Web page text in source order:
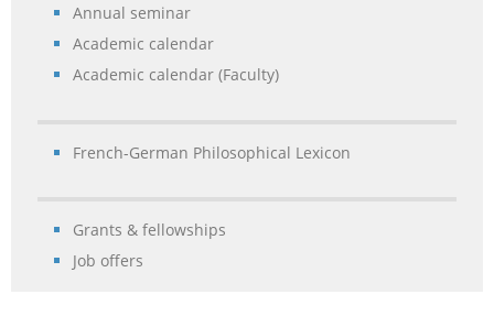
Annual seminar
Academic calendar
Academic calendar (Faculty)
French-German Philosophical Lexicon
Grants & fellowships
Job offers